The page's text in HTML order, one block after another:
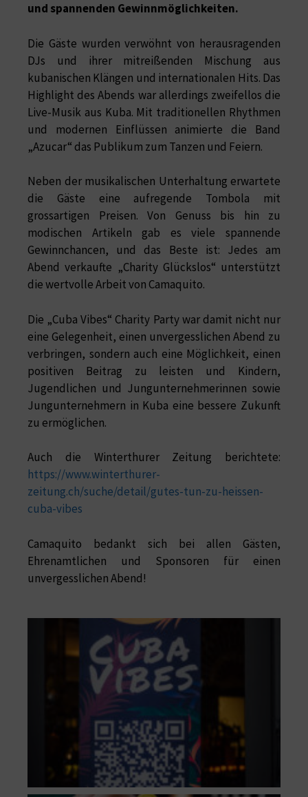
und spannenden Gewinnmöglichkeiten.
Die Gäste wurden verwöhnt von herausragenden
DJs und ihrer mitreißenden Mischung aus
kubanischen Klängen und internationalen Hits. Das
Highlight des Abends war allerdings zweifellos die
Live-Musik aus Kuba. Mit traditionellen Rhythmen
und modernen Einflüssen animierte die Band
„Azucar“ das Publikum zum Tanzen und Feiern.
Neben der musikalischen Unterhaltung erwartete
die Gäste eine aufregende Tombola mit
grossartigen Preisen. Von Genuss bis hin zu
modischen Artikeln gab es viele spannende
Gewinnchancen, und das Beste ist: Jedes am
Abend verkaufte „Charity Glückslos“ unterstützt
die wertvolle Arbeit von Camaquito.
Die „Cuba Vibes“ Charity Party war damit nicht nur
eine Gelegenheit, einen unvergesslichen Abend zu
verbringen, sondern auch eine Möglichkeit, einen
positiven Beitrag zu leisten und Kindern,
Jugendlichen und Jungunternehmerinnen sowie
Jungunternehmern in Kuba eine bessere Zukunft
zu ermöglichen.
Auch die Winterthurer Zeitung berichtete:
https://www.winterthurer-
zeitung.ch/suche/detail/gutes-tun-zu-heissen-
cuba-vibes
Camaquito bedankt sich bei allen Gästen,
Ehrenamtlichen und Sponsoren für einen
unvergesslichen Abend!